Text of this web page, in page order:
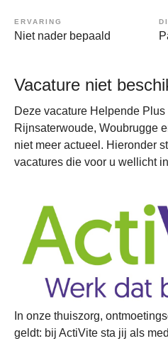
ERVARING
Niet nader bepaald
Vacature niet
Deze vacature Helpende
Rijnsaterwoude, Woubrugge
niet meer actueel. Hieronder
vacatures die voor u wellicht
In onze thuiszorg,
geldt: bij ActiVite sta jij als